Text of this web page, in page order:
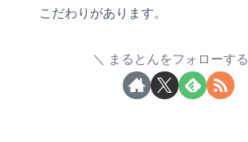
こだわりがあります。
まるとんをフォローする